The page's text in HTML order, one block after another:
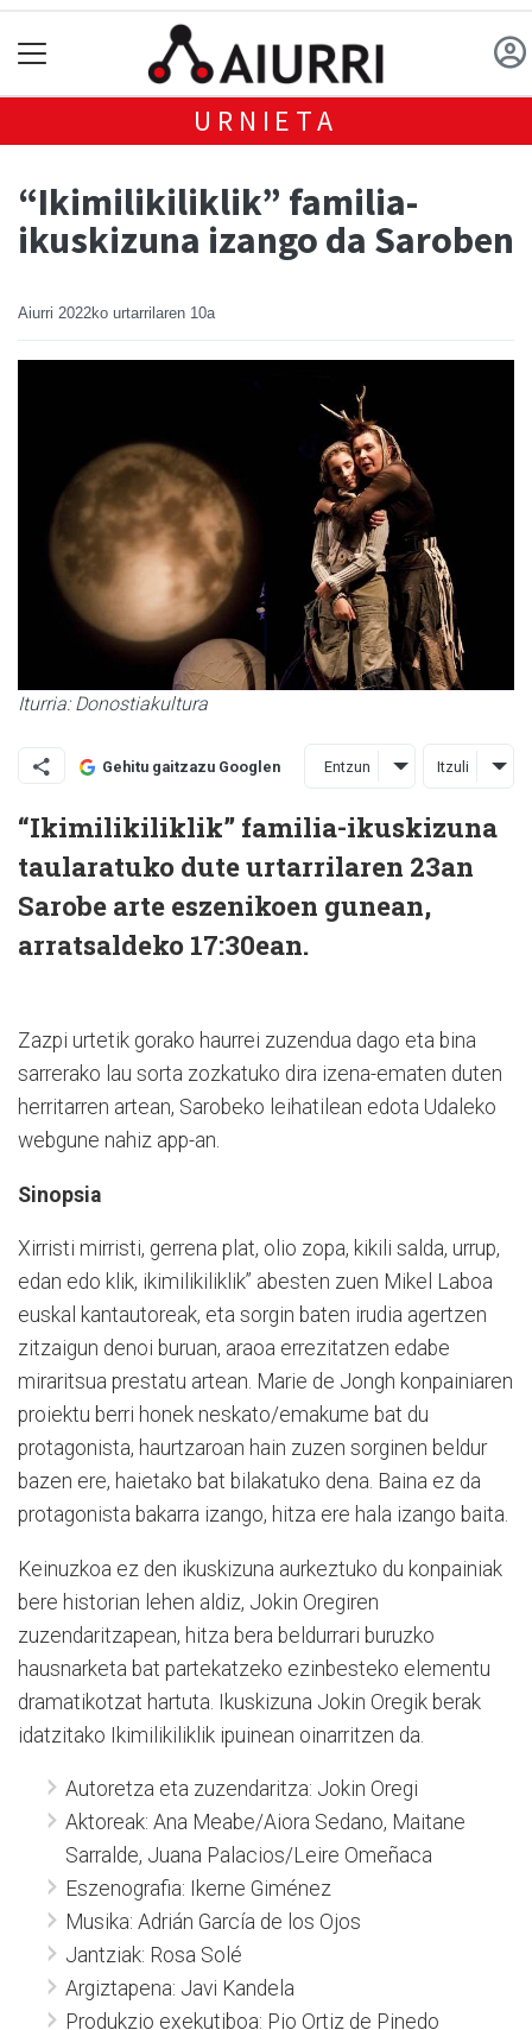
URNIETA
“Ikimilikiliklik” familia-
ikuskizuna izango da Saroben
Aiurri 2022ko urtarrilaren 10a
Iturria: Donostiakultura
Gehitu gaitzazu Googlen Entzun Itzuli
“Ikimilikiliklik” familia-ikuskizuna
taularatuko dute urtarrilaren 23an
Sarobe arte eszenikoen gunean,
arratsaldeko 17:30ean.
Zazpi urtetik gorako haurrei zuzendua dago eta bina
sarrerako lau sorta zozkatuko dira izena-ematen duten
herritarren artean, Sarobeko leihatilean edota Udaleko
webgune nahiz app-an.
Sinopsia
Xirristi mirristi, gerrena plat, olio zopa, kikili salda, urrup,
edan edo klik, ikimilikiliklik” abesten zuen Mikel Laboa
euskal kantautoreak, eta sorgin baten irudia agertzen
zitzaigun denoi buruan, araoa errezitatzen edabe
miraritsua prestatu artean. Marie de Jongh konpainiaren
proiektu berri honek neskato/emakume bat du
protagonista, haurtzaroan hain zuzen sorginen beldur
bazen ere, haietako bat bilakatuko dena. Baina ez da
protagonista bakarra izango, hitza ere hala izango baita.
Keinuzkoa ez den ikuskizuna aurkeztuko du konpainiak
bere historian lehen aldiz, Jokin Oregiren
zuzendaritzapean, hitza bera beldurrari buruzko
hausnarketa bat partekatzeko ezinbesteko elementu
dramatikotzat hartuta. Ikuskizuna Jokin Oregik berak
idatzitako Ikimilikiliklik ipuinean oinarritzen da.
Autoretza eta zuzendaritza: Jokin Oregi
Aktoreak: Ana Meabe/Aiora Sedano, Maitane
Sarralde, Juana Palacios/Leire Omeñaca
Eszenografia: Ikerne Giménez
Musika: Adrián García de los Ojos
Jantziak: Rosa Solé
Argiztapena: Javi Kandela
Produkzio exekutiboa: Pio Ortiz de Pinedo